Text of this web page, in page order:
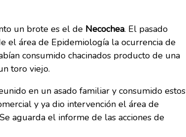
un brote es el de Necochea. El pasado
el área de Epidemiología la ocurrencia de
consumido chacinados producto de una
toro viejo.
en un asado familiar y consumido estos
y ya dio intervención el área de
Se aguarda el informe de las acciones de